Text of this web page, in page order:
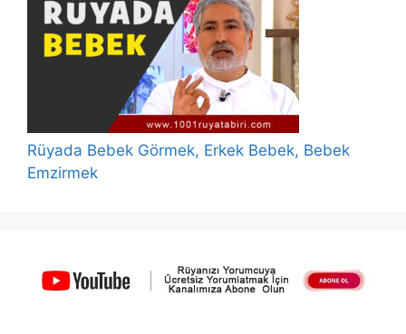
Rüyada Bebek Görmek, Erkek Bebek, Bebek
Emzirmek